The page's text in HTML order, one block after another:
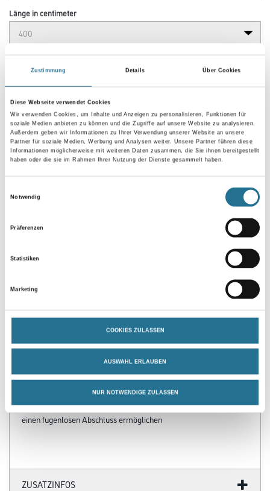
Zustimmung Details Über Cookies
Diese Webseite verwendet Cookies
Wir verwenden Cookies, um Inhalte und Anzeigen zu personalisieren, Funktionen für
soziale Medien anbieten zu können und die Zugriffe auf unsere Website zu analysieren.
Außerdem geben wir Informationen zu Ihrer Verwendung unserer Website an unsere
Partner für soziale Medien, Werbung und Analysen weiter. Unsere Partner führen diese
Informationen möglicherweise mit weiteren Daten zusammen, die Sie ihnen bereitgestellt
haben oder die sie im Rahmen Ihrer Nutzung der Dienste gesammelt haben.
Notwendig
Präferenzen
Statistiken
Marketing
COOKIES ZULASSEN
AUSWAHL ERLAUBEN
NUR NOTWENDIGE ZULASSEN
Länge in centimeter
Gebinde
PRODUKTEIGENSCHAFTEN
Produkteigenschaft
- Polyblend auf Basis PVC (sämtliche Inhaltsstoffe sind REACH-
konform)
Weichlippen, die sich Boden- und Wandunebenheiten anpassen
und
einen fugenlosen Abschluss ermöglichen
ZUSATZINFOS